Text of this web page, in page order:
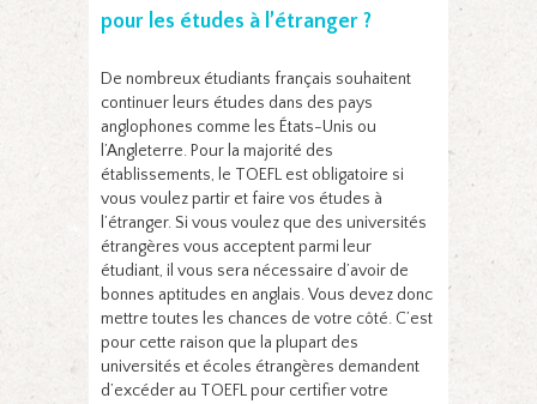
pour les études à l’étranger ?
De nombreux étudiants français souhaitent
continuer leurs études dans des pays
anglophones comme les États-Unis ou
l’Angleterre. Pour la majorité des
établissements, le TOEFL est obligatoire si
vous voulez partir et faire vos études à
l’étranger. Si vous voulez que des universités
étrangères vous acceptent parmi leur
étudiant, il vous sera nécessaire d’avoir de
bonnes aptitudes en anglais. Vous devez donc
mettre toutes les chances de votre côté. C’est
pour cette raison que la plupart des
universités et écoles étrangères demandent
d’excéder au TOEFL pour certifier votre